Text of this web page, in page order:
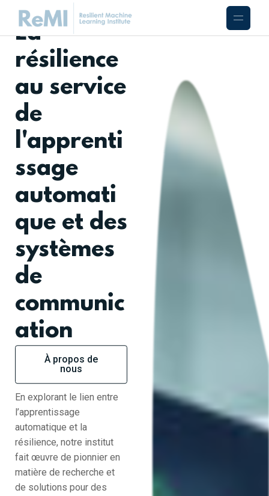
La
résilience
au service
de
l'apprenti
ssage
automati
que et des
systèmes
de
communic
ation
À propos de
nous
En explorant le lien entre
l’apprentissage
automatique et la
résilience, notre institut
fait œuvre de pionnier en
matière de recherche et
de solutions pour des